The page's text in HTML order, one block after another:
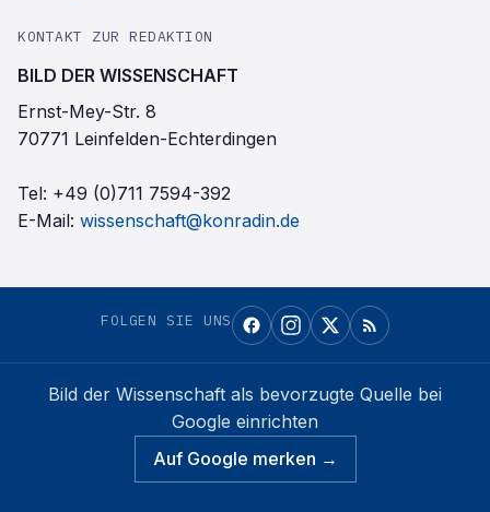
KONTAKT ZUR REDAKTION
BILD DER WISSENSCHAFT
Ernst-Mey-Str. 8
70771 Leinfelden-Echterdingen
Tel: +49 (0)711 7594-392
E-Mail: wissenschaft@konradin.de
FOLGEN SIE UNS
Bild der Wissenschaft als bevorzugte Quelle bei
Google einrichten
Auf Google merken →